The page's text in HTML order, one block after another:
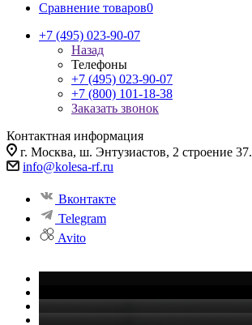
Сравнение товаров0
+7 (495) 023-90-07
Назад
Телефоны
+7 (495) 023-90-07
+7 (800) 101-18-38
Заказать звонок
Контактная информация
г. Москва, ш. Энтузиастов, 2 строение 37.
info@kolesa-rf.ru
Вконтакте
Telegram
Avito